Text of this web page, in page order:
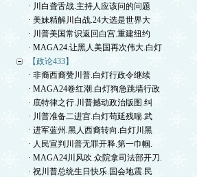
· 川白聋舌战.主持人应该问的问题
· 美妹精解川白战.24大选是世界大
· 川普美国常识返回白宫.重建纽约
· MAGA24.让黑人美国再次伟大.白灯
【政论433】
· 非裔西裔赞川普.白灯行政令继续
· MAGA24卷红潮.白灯狗急跳墙行政
· 底特律之行.川普撼动政治版图.纠
· 川普准备二进宫.白灯苟延残喘.武
· 进军蓝州.黑人西裔转向.白灯川黑
· 人民宣判川普无罪开释.第一巾帼.
· MAGA24川风吹.众院拿司法部开刀.
· 祝川普总统生日快乐.国会地震.民